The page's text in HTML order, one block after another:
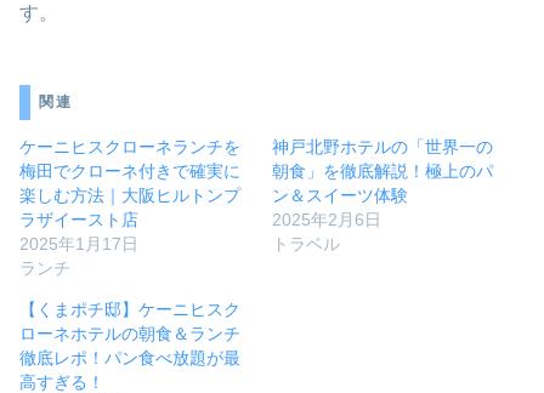
す。
関連
ケーニヒスクローネランチを
梅田でクローネ付きで確実に
楽しむ方法｜大阪ヒルトンプ
ラザイースト店
2025年1月17日
ランチ
神戸北野ホテルの「世界一の
朝食」を徹底解説！極上のパ
ン＆スイーツ体験
2025年2月6日
トラベル
【くまポチ邸】ケーニヒスク
ローネホテルの朝食＆ランチ
徹底レポ！パン食べ放題が最
高すぎる！